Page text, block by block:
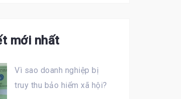
mới nhất
Vì sao doanh nghiệp bị
truy thu bảo hiểm xã hội?